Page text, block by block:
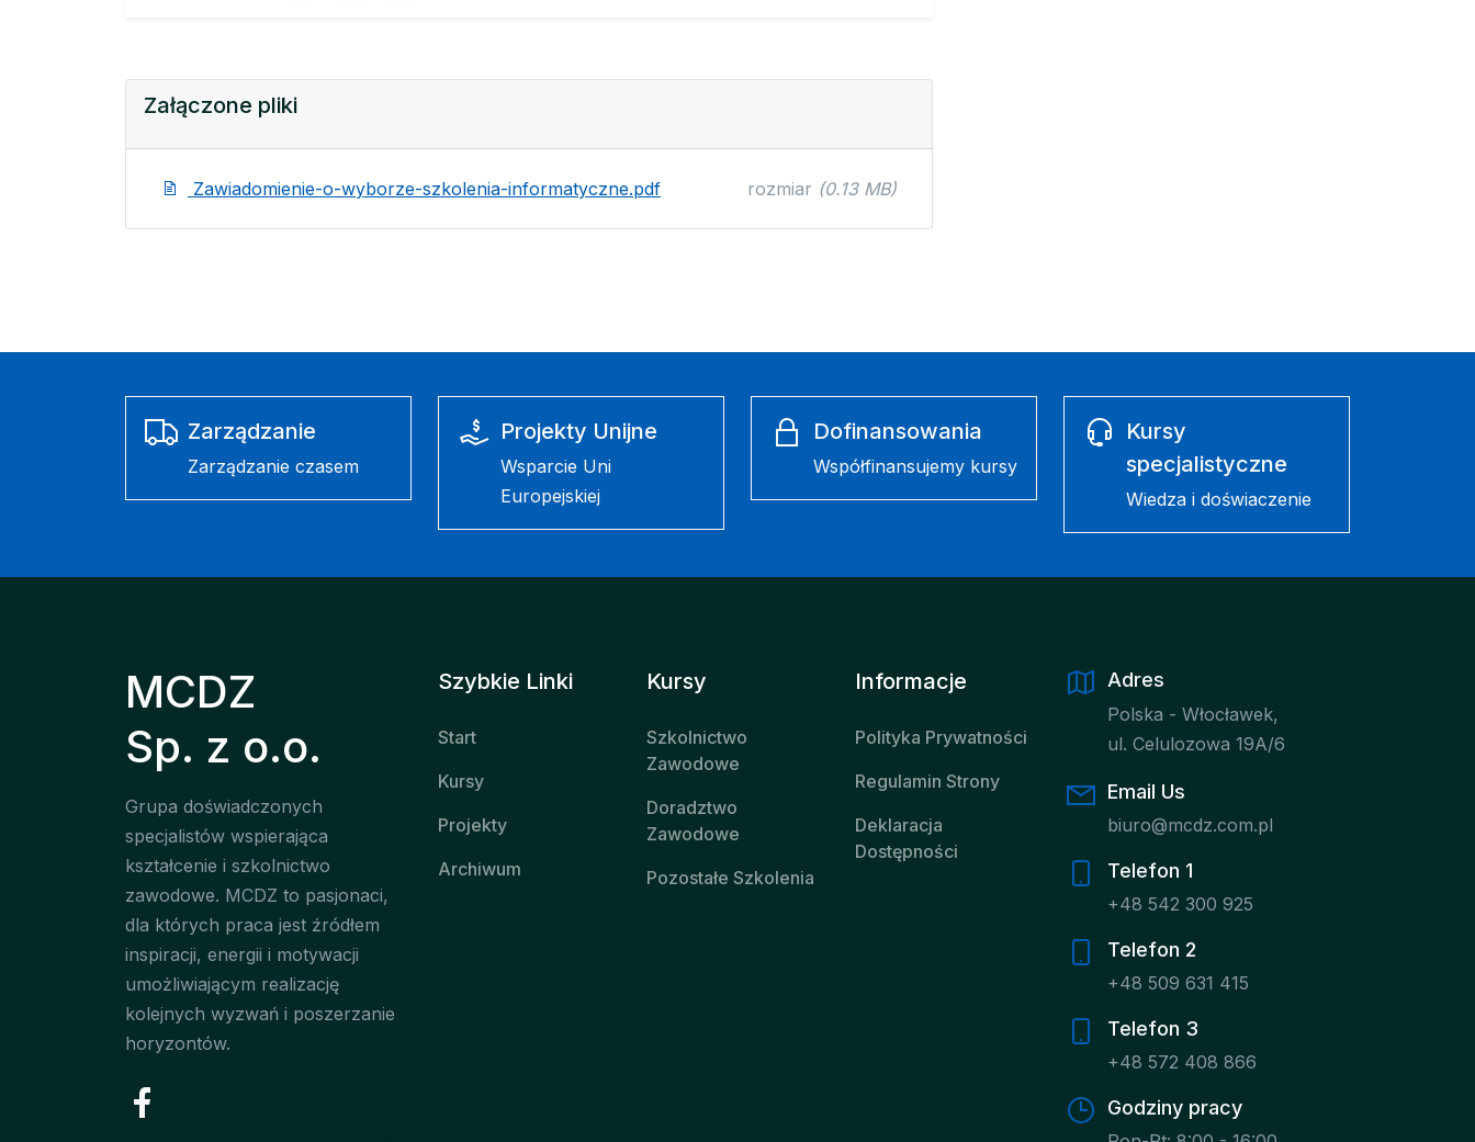
Załączone pliki
Zawiadomienie-o-wyborze-szkolenia-informatyczne.pdf rozmiar (0.13 MB)
Zarządzanie
Zarządzanie czasem
Projekty Unijne
Wsparcie Uni
Europejskiej
Dofinansowania
Współfinansujemy kursy
Kursy
specjalistyczne
Wiedza i doświaczenie
MCDZ
Sp. z o.o.
Grupa doświadczonych
specjalistów wspierająca
kształcenie i szkolnictwo
zawodowe. MCDZ to pasjonaci,
dla których praca jest źródłem
inspiracji, energii i motywacji
umożliwiającym realizację
kolejnych wyzwań i poszerzanie
horyzontów.
Szybkie Linki
Start
Kursy
Projekty
Archiwum
Kursy
Szkolnictwo
Zawodowe
Doradztwo
Zawodowe
Pozostałe Szkolenia
Informacje
Polityka Prywatności
Regulamin Strony
Deklaracja
Dostępności
Adres
Polska - Włocławek,
ul. Celulozowa 19A/6
Email Us
biuro@mcdz.com.pl
Telefon 1
+48 542 300 925
Telefon 2
+48 509 631 415
Telefon 3
+48 572 408 866
Godziny pracy